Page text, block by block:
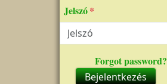
Jelszó
Forgot password?
Bejelentkezés